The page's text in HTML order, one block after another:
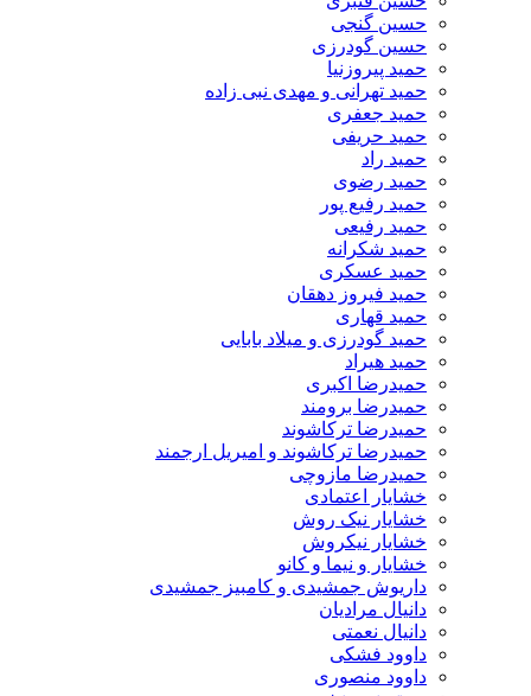
حسین گنجی
حسین گودرزی
حمید پیروزنیا
حمید تهرانی و مهدی نبی زاده
حمید جعفری
حمید حریفی
حمید راد
حمید رضوی
حمید رفیع پور
حمید رفیعی
حمید شکرانه
حمید عسکری
حمید فیروز دهقان
حمید قهاری
حمید گودرزی و میلاد بابایی
حمید هیراد
حمیدرضا اکبری
حمیدرضا برومند
حمیدرضا ترکاشوند
حمیدرضا ترکاشوند و امیریل ارجمند
حمیدرضا مازوچی
خشایار اعتمادی
خشایار نیک روش
خشایار نیکروش
خشایار و نیما و کانو
داریوش جمشیدی و کامبیز جمشیدی
دانیال مرادیان
دانیال نعمتی
داوود فشکی
داوود منصوری